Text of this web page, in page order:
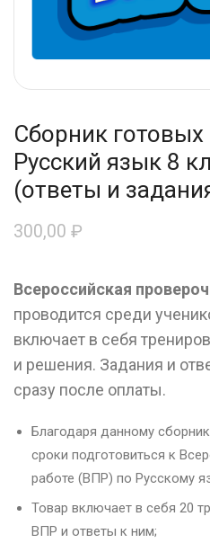
Сборник
Русский язык 8
(ответы и
300,00 ₽
Всероссийская
проводится среди
включает в себя
и решения. Задания и
сразу после оплаты.
Благодаря данному
сроки подготовиться к
работе (ВПР) по Русскому
Товар включает в себя 20
ВПР и ответы к ним;